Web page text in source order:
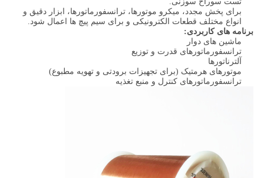
برای پخش مجدد، میکرو موتورها، ترانسفورماتورها، ابزار دقیق و
انواع مختلف قطعات الکترونیکی و برای سیم پیچ ها اعمال شود.
برنامه های کاربردی:
ماشین های دوار
ترانسفورماتورهای قدرت و توزیع
آلترناتورها
موتورهای هرمتیک (برای تجهیزات برودتی و تهویه مطبوع)
ترانسفورماتورهای کنترل و منبع تغذیه